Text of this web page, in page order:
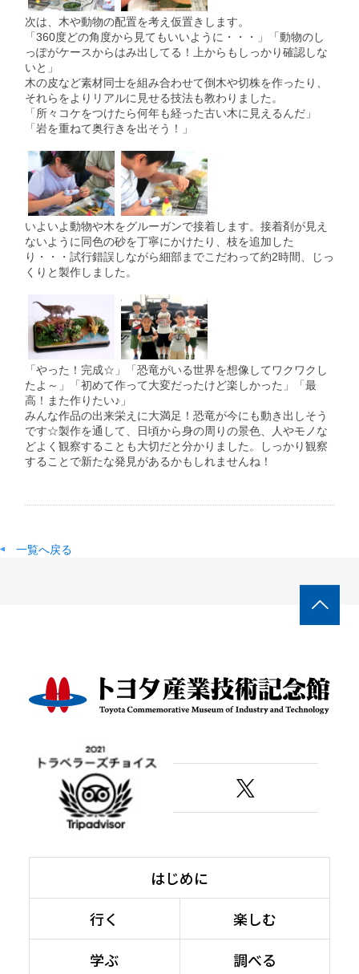
次は、木や動物の配置を考え仮置きします。
「360度どの角度から見てもいいように・・・」「動物のし
っぽがケースからはみ出してる！上からもしっかり確認しな
いと」
木の皮など素材同士を組み合わせて倒木や切株を作ったり、
それらをよりリアルに見せる技法も教わりました。
「所々コケをつけたら何年も経った古い木に見えるんだ」
「岩を重ねて奥行きを出そう！」
いよいよ動物や木をグルーガンで接着します。接着剤が見え
ないように同色の砂を丁寧にかけたり、枝を追加した
り・・・試行錯誤しながら細部までこだわって約2時間、じっ
くりと製作しました。
「やった！完成☆」「恐竜がいる世界を想像してワクワクし
たよ～」「初めて作って大変だったけど楽しかった」「最
高！また作りたい♪」
みんな作品の出来栄えに大満足！恐竜が今にも動き出しそう
です☆製作を通して、日頃から身の周りの景色、人やモノな
どよく観察することも大切だと分かりました。しっかり観察
することで新たな発見があるかもしれませんね！
一覧へ戻る

はじめに
行く
楽しむ
学ぶ
調べる